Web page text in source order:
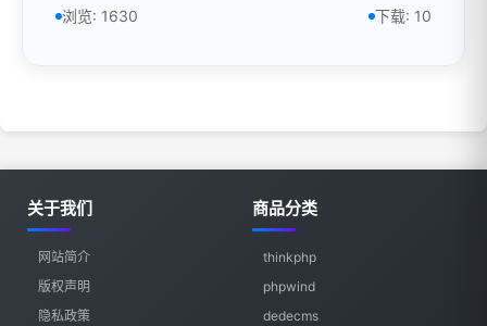
浏览: 1630 下载: 10
关于我们
网站简介
版权声明
隐私政策
商品分类
thinkphp
phpwind
dedecms